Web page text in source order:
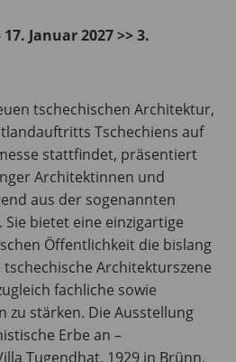
Januar 2027 >> 3.
tschechischen Architektur,
Tschechiens auf
stattfindet, präsentiert
Architektinnen und
aus der sogenannten
bietet eine einzigartige
Öffentlichkeit die bislang
Architekturszene
fachliche sowie
zu stärken. Die Ausstellung
Erbe an –
Tugendhat, 1929 in Brünn,